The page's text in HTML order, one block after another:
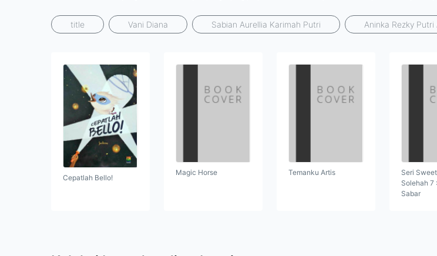
title Vani Diana Sabian Aurellia Karimah Putri Aninka Rezky Putri
Cepatlah Bello!
Magic Horse Temanku Artis
Seri
Solehah 7
Sabar